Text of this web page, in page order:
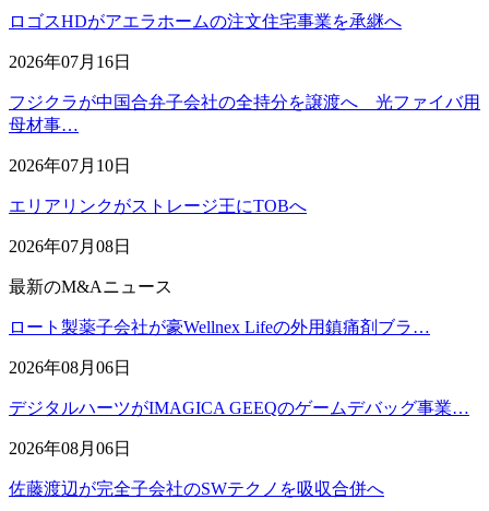
ロゴスHDがアエラホームの注文住宅事業を承継へ
2026年07月16日
フジクラが中国合弁子会社の全持分を譲渡へ 光ファイバ用
母材事…
2026年07月10日
エリアリンクがストレージ王にTOBへ
2026年07月08日
最新のM&Aニュース
ロート製薬子会社が豪Wellnex Lifeの外用鎮痛剤ブラ…
2026年08月06日
デジタルハーツがIMAGICA GEEQのゲームデバッグ事業…
2026年08月06日
佐藤渡辺が完全子会社のSWテクノを吸収合併へ